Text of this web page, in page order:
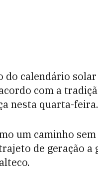
do calendário
com a
nesta quarta-feira.
um caminho
de geração a